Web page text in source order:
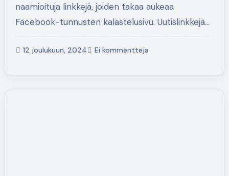
naamioituja linkkejä, joiden takaa aukeaa
Facebook-tunnusten kalastelusivu. Uutislinkkejä…
12 joulukuun, 2024 Ei kommentteja